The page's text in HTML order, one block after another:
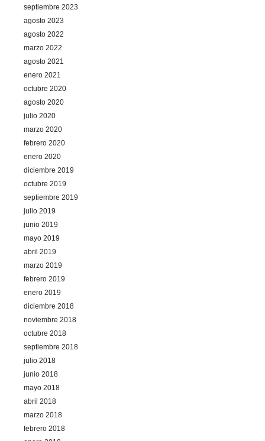
septiembre 2023
agosto 2023
agosto 2022
marzo 2022
agosto 2021
enero 2021
octubre 2020
agosto 2020
julio 2020
marzo 2020
febrero 2020
enero 2020
diciembre 2019
octubre 2019
septiembre 2019
julio 2019
junio 2019
mayo 2019
abril 2019
marzo 2019
febrero 2019
enero 2019
diciembre 2018
noviembre 2018
octubre 2018
septiembre 2018
julio 2018
junio 2018
mayo 2018
abril 2018
marzo 2018
febrero 2018